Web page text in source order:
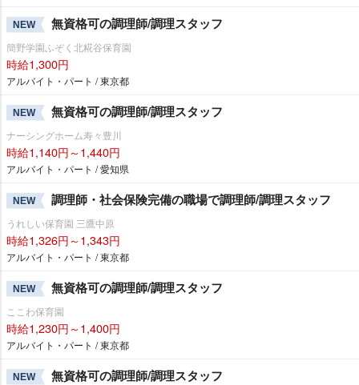
NEW 無資格可の調理師/調理スタッフ
簡野学園ふぞく北糀谷保育園
時給1,300円
アルバイト・パート / 東京都
NEW 無資格可の調理師/調理スタッフ
ナーシングホーム寿々豊川
時給1,140円～1,440円
アルバイト・パート / 愛知県
NEW 調理師・社会保険完備の職場で調理師/調理スタッフ
うれしい保育園 三鷹中原
時給1,326円～1,343円
アルバイト・パート / 東京都
NEW 無資格可の調理師/調理スタッフ
ここわ保育園
時給1,230円～1,400円
アルバイト・パート / 東京都
NEW 無資格可の調理師/調理スタッフ